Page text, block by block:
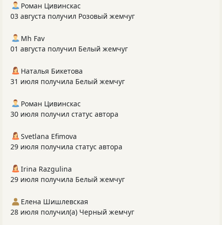
Роман Цивинскас
03 августа получил Розовый жемчуг
Mh Fav
01 августа получил Белый жемчуг
Наталья Бикетова
31 июля получила Белый жемчуг
Роман Цивинскас
30 июля получил статус автора
Svetlana Efimova
29 июля получила статус автора
Irina Razgulina
29 июля получила Белый жемчуг
Елена Шишлевская
28 июля получил(а) Черный жемчуг